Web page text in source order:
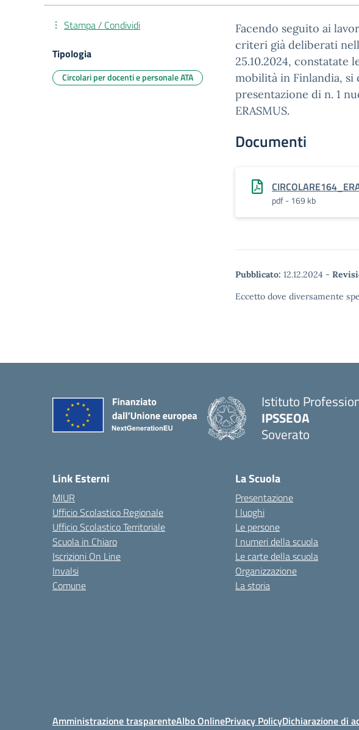
Facendo seguito ai
criteri già deliberati
25.10.2024,
mobilità in Finlandia,
presentazione di n. 1
ERASMUS.
Documenti
pdf - 169 kb
Pubblicato: 12.12.2024 -
Eccetto dove diversamente
Stampa / Condividi
Tipologia
Circolari per docenti e personale ATA
Istituto
IPSSEOA
Soverato
Link Esterni
MIUR
Ufficio Scolastico Regionale
Ufficio Scolastico Territoriale
Scuola in Chiaro
Iscrizioni On Line
Invalsi
Comune
La Scuola
Presentazione
I luoghi
Le persone
I numeri della scuola
Le carte della scuola
Organizzazione
La storia
Amministrazione trasparenteAlbo OnlinePrivacy PolicyDichiarazione di